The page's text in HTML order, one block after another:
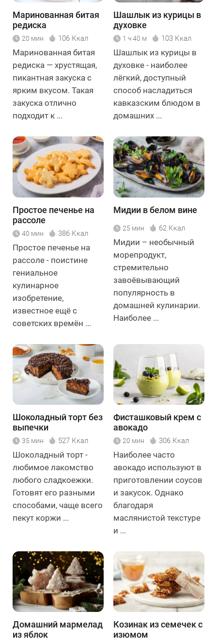
Маринованная битая
редиска
20 мин 106 Ккал
Маринованная битая
редиска — хрустящая,
пикантная закуска с
ярким вкусом. Такая
закуска отлично
подходит к ...
Шашлык из курицы в
духовке
1 ч 40 м 103 Ккал
Шашлык из курицы в
духовке - наиболее
лёгкий, доступный
способ насладиться
кавказским блюдом в
домашних ...
Простое печенье на
рассоле
40 мин 386 Ккал
Простое печенье на
рассоле - поистине
гениальное
кулинарное
изобретение,
известное ещё с
советских времён ...
Мидии в белом вине
25 мин 62 Ккал
Мидии – необычный
морепродукт,
стремительно
завоёвывающий
популярность в
домашней кулинарии.
Наиболее ...
Шоколадный торт без
выпечки
35 мин 527 Ккал
Шоколадный торт -
любимое лакомство
любого сладкоежки.
Готовят его разными
способами, чаще всего
пекут коржи ...
Фисташковый крем с
авокадо
20 мин 306 Ккал
Наиболее часто
авокадо используют в
приготовлении соусов
и закусок. Однако
благодаря
маслянистой текстуре
и ...
Домашний мармелад
из яблок
Козинак из семечек с
изюмом